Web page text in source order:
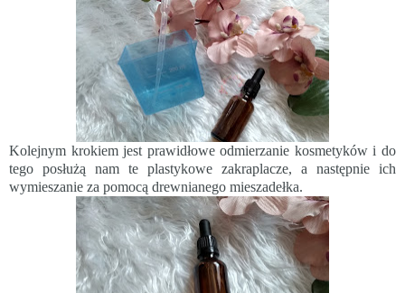
Kolejnym krokiem jest prawidłowe odmierzanie kosmetyków i do
tego posłużą nam te plastykowe zakraplacze, a następnie ich
wymieszanie za pomocą drewnianego mieszadełka.